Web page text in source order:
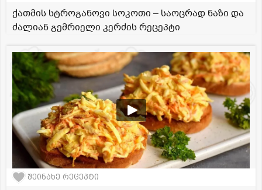
ქათმის სტროგანოვი სოკოთი – საოცრად ნაზი და
ძალიან გემრიელი კერძის რეცეპტი
შეინახე რეცეპტი